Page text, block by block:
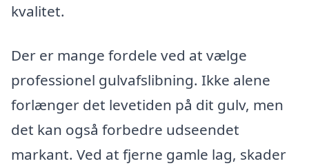
kvalitet.
Der er mange fordele ved at vælge
professionel gulvafslibning. Ikke alene
forlænger det levetiden på dit gulv, men
det kan også forbedre udseendet
markant. Ved at fjerne gamle lag, skader